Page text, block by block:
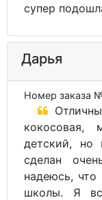
супер
Дарья
Номер заказа
кокосовая,
детский,
сделан
надеюсь,
школы. Я